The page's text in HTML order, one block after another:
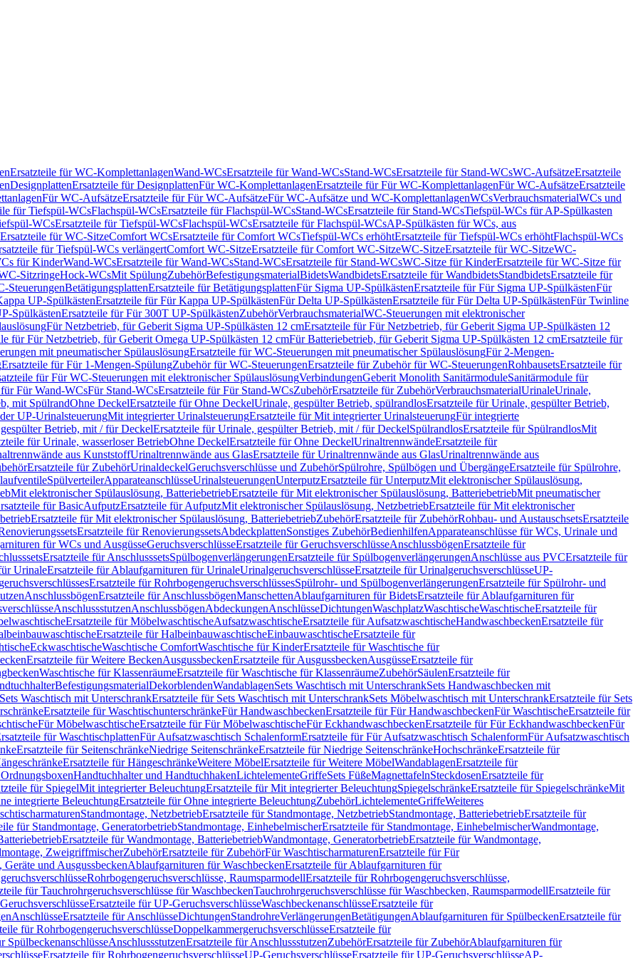
Ersatzteile für WC-KomplettanlagenWand-WCsErsatzteile für Wand-WCsStand-WCsErsatzteile für Stand-WCsWC-AufsätzeErsatzteile
DesignplattenErsatzteile für DesignplattenFür WC-KomplettanlagenErsatzteile für Für WC-KomplettanlagenFür WC-AufsätzeErsatzteile
Für WC-AufsätzeErsatzteile für Für WC-AufsätzeFür WC-Aufsätze und WC-KomplettanlagenWCsVerbrauchsmaterialWCs und
für Tiefspül-WCsFlachspül-WCsErsatzteile für Flachspül-WCsStand-WCsErsatzteile für Stand-WCsTiefspül-WCs für AP-Spülkasten
WCsErsatzteile für Tiefspül-WCsFlachspül-WCsErsatzteile für Flachspül-WCsAP-Spülkästen für WCs, aus
Ersatzteile für WC-SitzeComfort WCsErsatzteile für Comfort WCsTiefspül-WCs erhöhtErsatzteile für Tiefspül-WCs erhöhtFlachspül-WCs
für Tiefspül-WCs verlängertComfort WC-SitzeErsatzteile für Comfort WC-SitzeWC-SitzeErsatzteile für WC-SitzeWC-
für KinderWand-WCsErsatzteile für Wand-WCsStand-WCsErsatzteile für Stand-WCsWC-Sitze für KinderErsatzteile für WC-Sitze für
SitzringeHock-WCsMit SpülungZubehörBefestigungsmaterialBidetsWandbidetsErsatzteile für WandbidetsStandbidetsErsatzteile für
SteuerungenBetätigungsplattenErsatzteile für BetätigungsplattenFür Sigma UP-SpülkästenErsatzteile für Für Sigma UP-SpülkästenFür
UP-SpülkästenErsatzteile für Für Kappa UP-SpülkästenFür Delta UP-SpülkästenErsatzteile für Für Delta UP-SpülkästenFür Twinline
SpülkästenErsatzteile für Für 300T UP-SpülkästenZubehörVerbrauchsmaterialWC-Steuerungen mit elektronischer
Für Netzbetrieb, für Geberit Sigma UP-Spülkästen 12 cmErsatzteile für Für Netzbetrieb, für Geberit Sigma UP-Spülkästen 12
für Für Netzbetrieb, für Geberit Omega UP-Spülkästen 12 cmFür Batteriebetrieb, für Geberit Sigma UP-Spülkästen 12 cmErsatzteile für
mit pneumatischer SpülauslösungErsatzteile für WC-Steuerungen mit pneumatischer SpülauslösungFür 2-Mengen-
Ersatzteile für Für 1-Mengen-SpülungZubehör für WC-SteuerungenErsatzteile für Zubehör für WC-SteuerungenRohbausetsErsatzteile für
für Für WC-Steuerungen mit elektronischer SpülauslösungVerbindungenGeberit Monolith SanitärmoduleSanitärmodule für
Für Wand-WCsFür Stand-WCsErsatzteile für Für Stand-WCsZubehörErsatzteile für ZubehörVerbrauchsmaterialUrinaleUrinale,
mit SpülrandOhne DeckelErsatzteile für Ohne DeckelUrinale, gespülter Betrieb, spülrandlosErsatzteile für Urinale, gespülter Betrieb,
UP-UrinalsteuerungMit integrierter UrinalsteuerungErsatzteile für Mit integrierter UrinalsteuerungFür integrierte
Betrieb, mit / für DeckelErsatzteile für Urinale, gespülter Betrieb, mit / für DeckelSpülrandlosErsatzteile für SpülrandlosMit
für Urinale, wasserloser BetriebOhne DeckelErsatzteile für Ohne DeckelUrinaltrennwändeErsatzteile für
aus KunststoffUrinaltrennwände aus GlasErsatzteile für Urinaltrennwände aus GlasUrinaltrennwände aus
Ersatzteile für ZubehörUrinaldeckelGeruchsverschlüsse und ZubehörSpülrohre, Spülbögen und ÜbergängeErsatzteile für Spülrohre,
SpülverteilerApparateanschlüsseUrinalsteuerungenUnterputzErsatzteile für UnterputzMit elektronischer Spülauslösung,
Mit elektronischer Spülauslösung, BatteriebetriebErsatzteile für Mit elektronischer Spülauslösung, BatteriebetriebMit pneumatischer
für BasicAufputzErsatzteile für AufputzMit elektronischer Spülauslösung, NetzbetriebErsatzteile für Mit elektronischer
Ersatzteile für Mit elektronischer Spülauslösung, BatteriebetriebZubehörErsatzteile für ZubehörRohbau- und AustauschsetsErsatzteile
Ersatzteile für RenovierungssetsAbdeckplattenSonstiges ZubehörBedienhilfenApparateanschlüsse für WCs, Urinale und
für WCs und AusgüsseGeruchsverschlüsseErsatzteile für GeruchsverschlüsseAnschlussbögenErsatzteile für
Ersatzteile für AnschlusssetsSpülbogenverlängerungenErsatzteile für SpülbogenverlängerungenAnschlüsse aus PVCErsatzteile für
UrinaleErsatzteile für Ablaufgarnituren für UrinaleUrinalgeruchsverschlüsseErsatzteile für UrinalgeruchsverschlüsseUP-
Ersatzteile für RohrbogengeruchsverschlüssesSpülrohr- und SpülbogenverlängerungenErsatzteile für Spülrohr- und
AnschlussbögenErsatzteile für AnschlussbögenManschettenAblaufgarnituren für BidetsErsatzteile für Ablaufgarnituren für
AnschlussstutzenAnschlussbögenAbdeckungenAnschlüsseDichtungenWaschplatzWaschtischeWaschtischeErsatzteile für
Ersatzteile für MöbelwaschtischeAufsatzwaschtischeErsatzteile für AufsatzwaschtischeHandwaschbeckenErsatzteile für
Ersatzteile für HalbeinbauwaschtischeEinbauwaschtischeErsatzteile für
EckwaschtischeWaschtische ComfortWaschtische für KinderErsatzteile für Waschtische für
Ersatzteile für Weitere BeckenAusgussbeckenErsatzteile für AusgussbeckenAusgüsseErsatzteile für
Waschtische für KlassenräumeErsatzteile für Waschtische für KlassenräumeZubehörSäulenErsatzteile für
BefestigungsmaterialDekorblendenWandablagenSets Waschtisch mit UnterschrankSets Handwaschbecken mit
Sets Waschtisch mit UnterschrankErsatzteile für Sets Waschtisch mit UnterschrankSets Möbelwaschtisch mit UnterschrankErsatzteile für Sets
Ersatzteile für WaschtischunterschränkeFür HandwaschbeckenErsatzteile für Für HandwaschbeckenFür WaschtischeErsatzteile für
Für MöbelwaschtischeErsatzteile für Für MöbelwaschtischeFür EckhandwaschbeckenErsatzteile für Für EckhandwaschbeckenFür
für WaschtischplattenFür Aufsatzwaschtisch SchalenformErsatzteile für Für Aufsatzwaschtisch SchalenformFür Aufsatzwaschtisch
Ersatzteile für SeitenschränkeNiedrige SeitenschränkeErsatzteile für Niedrige SeitenschränkeHochschränkeErsatzteile für
Ersatzteile für HängeschränkeWeitere MöbelErsatzteile für Weitere MöbelWandablagenErsatzteile für
Handtuchhalter und HandtuchhakenLichtelementeGriffeSets FüßeMagnettafelnSteckdosenErsatzteile für
für SpiegelMit integrierter BeleuchtungErsatzteile für Mit integrierter BeleuchtungSpiegelschränkeErsatzteile für SpiegelschränkeMit
integrierte BeleuchtungErsatzteile für Ohne integrierte BeleuchtungZubehörLichtelementeGriffeWeiteres
Standmontage, NetzbetriebErsatzteile für Standmontage, NetzbetriebStandmontage, BatteriebetriebErsatzteile für
für Standmontage, GeneratorbetriebStandmontage, EinhebelmischerErsatzteile für Standmontage, EinhebelmischerWandmontage,
Ersatzteile für Wandmontage, BatteriebetriebWandmontage, GeneratorbetriebErsatzteile für Wandmontage,
ZweigriffmischerZubehörErsatzteile für ZubehörFür WaschtischarmaturenErsatzteile für Für
und AusgussbeckenAblaufgarnituren für WaschbeckenErsatzteile für Ablaufgarnituren für
Rohrbogengeruchsverschlüsse, RaumsparmodellErsatzteile für Rohrbogengeruchsverschlüsse,
für Tauchrohrgeruchsverschlüsse für WaschbeckenTauchrohrgeruchsverschlüsse für Waschbecken, RaumsparmodellErsatzteile für
Ersatzteile für UP-GeruchsverschlüsseWaschbeckenanschlüsseErsatzteile für
AnschlüsseErsatzteile für AnschlüsseDichtungenStandrohreVerlängerungenBetätigungenAblaufgarnituren für SpülbeckenErsatzteile für
für RohrbogengeruchsverschlüsseDoppelkammergeruchsverschlüsseErsatzteile für
SpülbeckenanschlüsseAnschlussstutzenErsatzteile für AnschlussstutzenZubehörErsatzteile für ZubehörAblaufgarnituren für
Ersatzteile für RohrbogengeruchsverschlüsseUP-GeruchsverschlüsseErsatzteile für UP-GeruchsverschlüsseAP-